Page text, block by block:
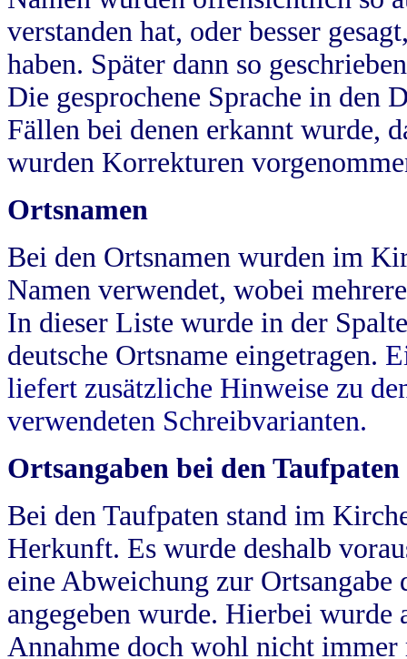
verstanden hat, oder besser
haben. Später dann so
Die gesprochene Sprache in
Fällen bei denen erkannt wurde,
wurden Korrekturen
Ortsnamen
Bei den Ortsnamen wurden im
Namen verwendet, wobei
In dieser Liste wurde in der
deutsche Ortsname eingetragen.
liefert zusätzliche Hinweise zu
verwendeten Schreibvarianten.
Ortsangaben bei den Taufpaten
Bei den Taufpaten stand im
Herkunft. Es wurde deshalb
eine Abweichung zur
angegeben wurde. Hierbei wurde
Annahme doch wohl nicht